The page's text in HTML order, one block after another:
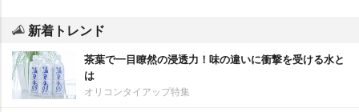
新着トレンド
茶葉で一目瞭然の浸透力！味の違いに衝撃を受ける水と
は
オリコンタイアップ特集